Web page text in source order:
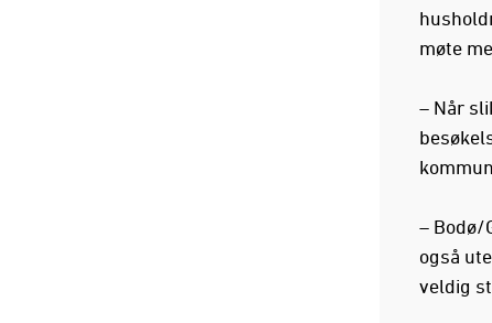
møte
– Når
– Bodø/
også
veldig